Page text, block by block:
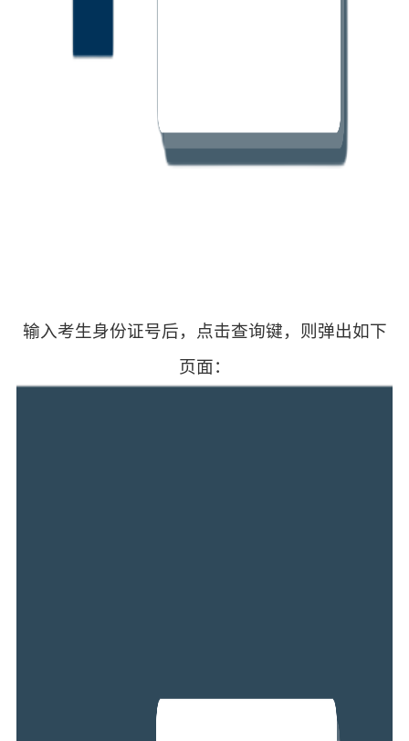
输入考生身份证号后，点击查询键，则弹出如下
页面：